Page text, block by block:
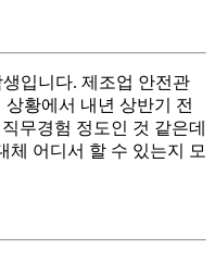
입니다. 제조업 안전관
황에서 내년 상반기 전
무경험 정도인 것 같은데
체 어디서 할 수 있는지 모